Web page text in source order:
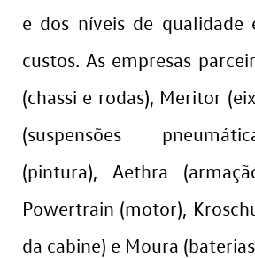
e dos níveis de qualidade
custos. As empresas
(chassi e rodas), Meritor
(suspensões
(pintura), Aethra
Powertrain (motor),
da cabine) e Moura